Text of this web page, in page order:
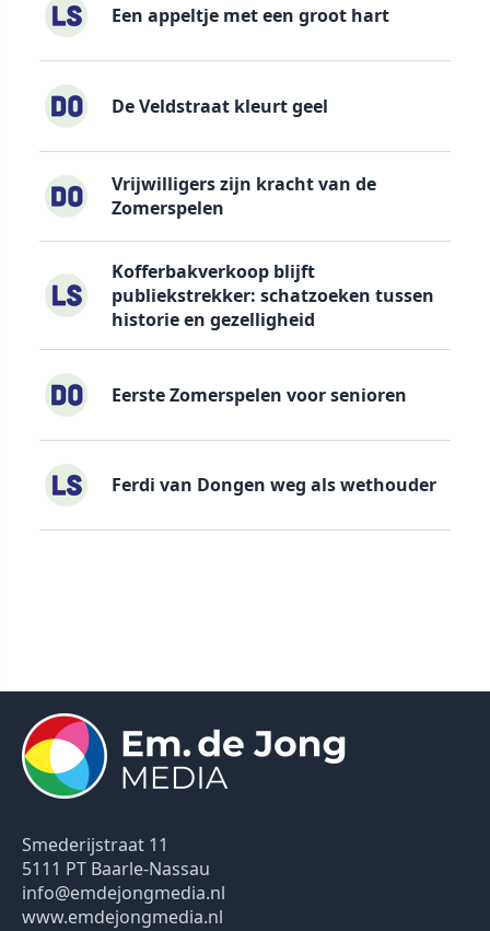
Een appeltje met een groot hart
De Veldstraat kleurt geel
Vrijwilligers zijn kracht van de
Zomerspelen
Kofferbakverkoop blijft
publiekstrekker: schatzoeken tussen
historie en gezelligheid
Eerste Zomerspelen voor senioren
Ferdi van Dongen weg als wethouder
Smederijstraat 11
5111 PT Baarle-Nassau
info@emdejongmedia.nl
www.emdejongmedia.nl